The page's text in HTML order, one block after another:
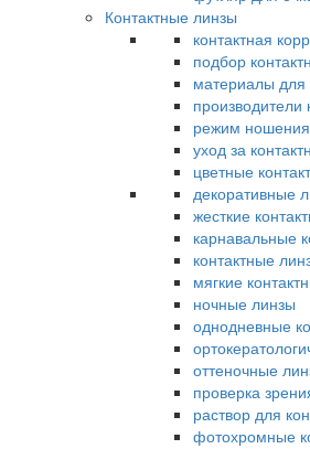
Контактные линзы
контактная
подбор
материалы для
производители
режим ношения
уход за
цветные
декоративные
жесткие
карнавальные
контактные
мягкие
ночные линзы
однодневные
оттеночные
проверка
раствор для
фотохромные